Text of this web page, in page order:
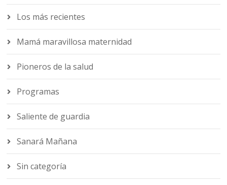
Los más recientes
Mamá maravillosa maternidad
Pioneros de la salud
Programas
Saliente de guardia
Sanará Mañana
Sin categoría